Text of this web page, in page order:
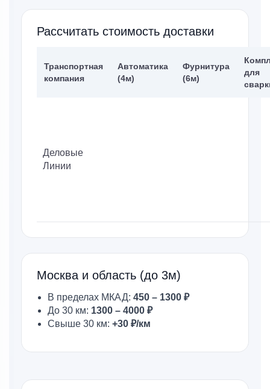
Рассчитать стоимость доставки
Транспортная
компания
Автоматика
(4м)
Фурнитура
(6м)
для
Деловые
Линии
Москва и область (до 3м)
В пределах МКАД: 450 – 1300 ₽
До 30 км: 1300 – 4000 ₽
Свыше 30 км: +30 ₽/км